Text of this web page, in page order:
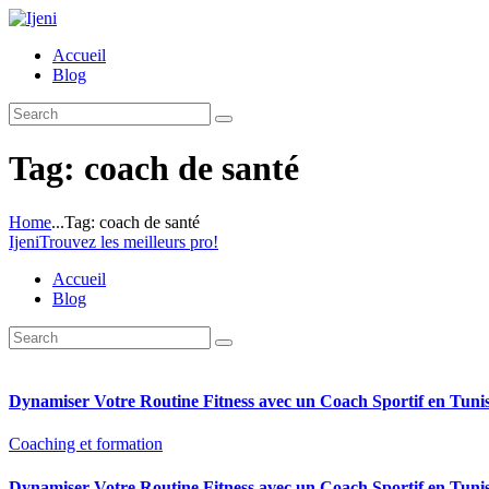
Accueil
Blog
Tag: coach de santé
Home...Tag: coach de santé
IjeniTrouvez les meilleurs pro!
Accueil
Blog
Dynamiser Votre Routine Fitness avec un Coach Sportif en
Coaching et formation